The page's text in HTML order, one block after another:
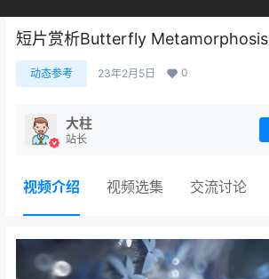
短片赏析Butterfly Metamorphosis
动态参考 23年2月5日 0
大柱
站长
视频介绍 视频选集 交流讨论